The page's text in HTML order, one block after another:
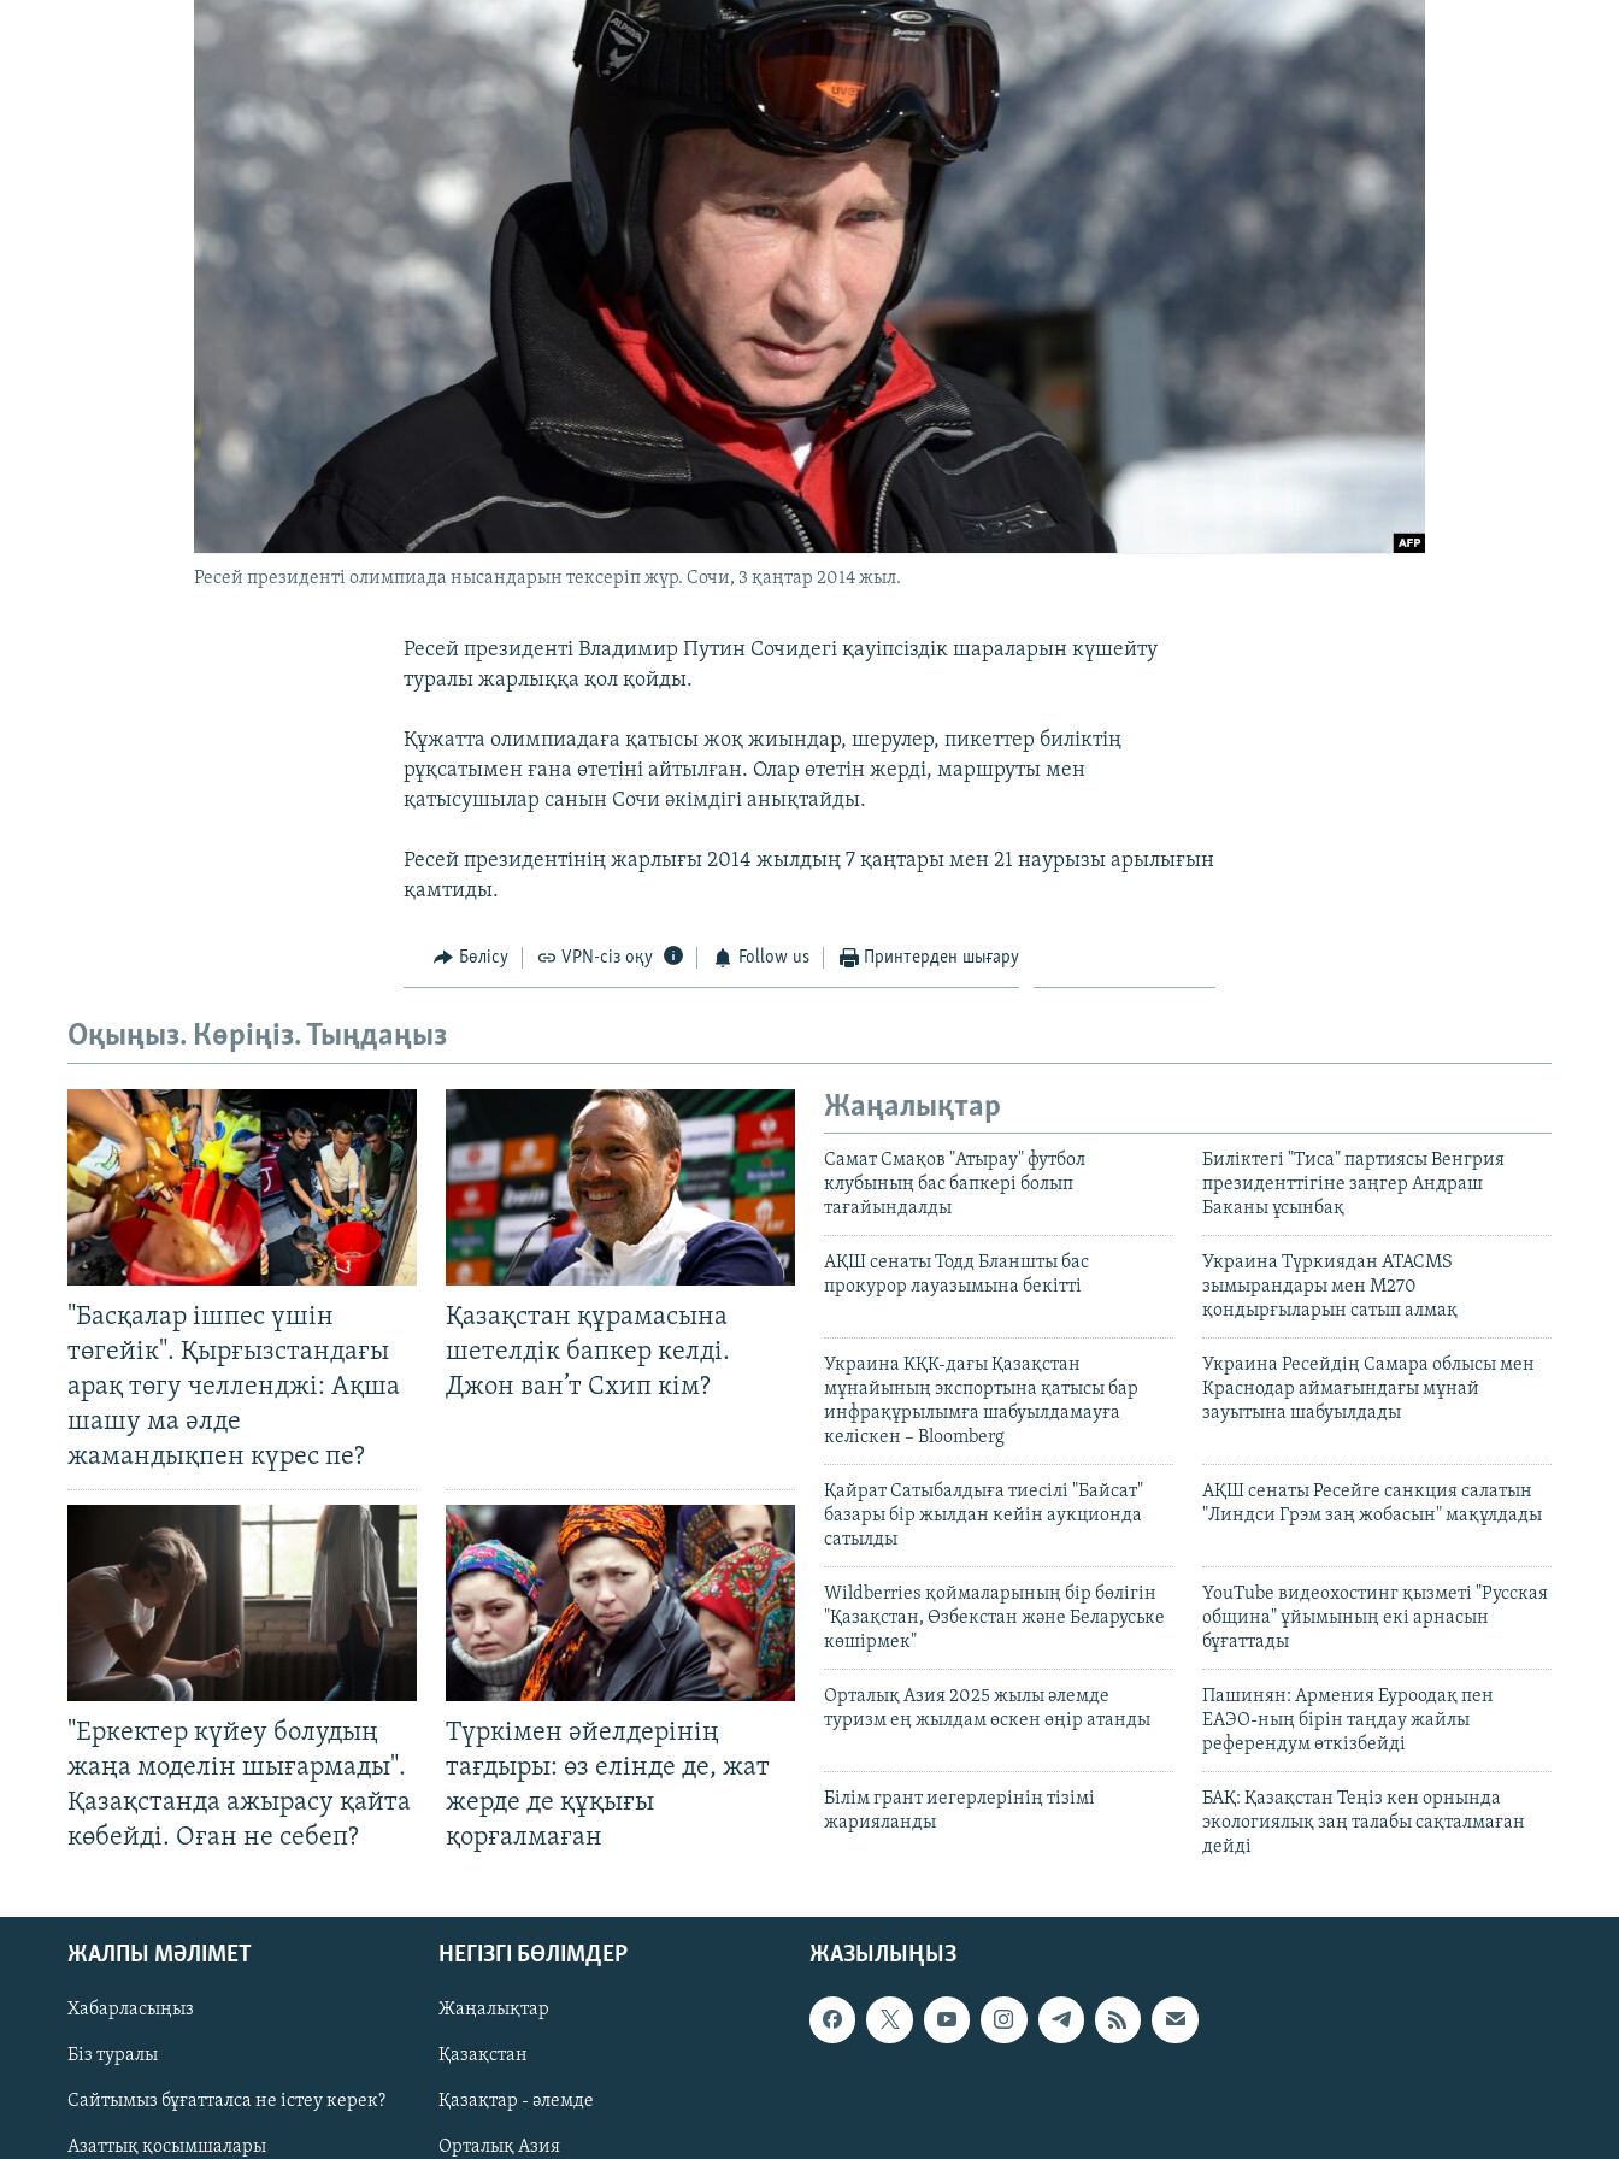
Русский
Ресей президенті олимпиада нысандарын тексеріп жүр. Сочи, 3 қаңтар 2014 жыл.
Ресей президенті Владимир Путин Сочидегі қауіпсіздік шараларын күшейту
туралы жарлыққа қол қойды.
Құжатта олимпиадаға қатысы жоқ жиындар, шерулер, пикеттер биліктің
рұқсатымен ғана өтетіні айтылған. Олар өтетін жерді, маршруты мен
қатысушылар санын Сочи әкімдігі анықтайды.
Ресей президентінің жарлығы 2014 жылдың 7 қаңтары мен 21 наурызы арылығын
қамтиды.
Бөлісу VPN-сіз оқу Follow us Принтерден шығару
Оқыңыз. Көріңіз. Тыңдаңыз
"Басқалар ішпес үшін
төгейік". Қырғызстандағы
арақ төгу челленджі: Ақша
шашу ма әлде
жамандықпен күрес пе?
Қазақстан құрамасына
шетелдік бапкер келді.
Джон ван’т Схип кім?
"Еркектер күйеу болудың
жаңа моделін шығармады".
Қазақстанда ажырасу қайта
көбейді. Оған не себеп?
Түркімен әйелдерінің
тағдыры: өз елінде де, жат
жерде де құқығы
қорғалмаған
Жаңалықтар
Самат Смақов "Атырау" футбол
клубының бас бапкері болып
тағайындалды
Биліктегі "Тиса" партиясы Венгрия
президенттігіне заңгер Андраш
Баканы ұсынбақ
АҚШ сенаты Тодд Бланшты бас
прокурор лауазымына бекітті
Украина Түркиядан ATACMS
зымырандары мен M270
қондырғыларын сатып алмақ
Украина КҚК-дағы Қазақстан
мұнайының экспортына қатысы бар
инфрақұрылымға шабуылдамауға
келіскен – Bloomberg
Украина Ресейдің Самара облысы мен
Краснодар аймағындағы мұнай
зауытына шабуылдады
Қайрат Сатыбалдыға тиесілі "Байсат"
базары бір жылдан кейін аукционда
сатылды
АҚШ сенаты Ресейге санкция салатын
"Линдси Грэм заң жобасын" мақұлдады
Wildberries қоймаларының бір бөлігін
"Қазақстан, Өзбекстан және Беларуське
көшірмек"
YouTube видеохостинг қызметі "Русская
община" ұйымының екі арнасын
бұғаттады
Орталық Азия 2025 жылы әлемде
туризм ең жылдам өскен өңір атанды
Пашинян: Армения Еуроодақ пен
ЕАЭО-ның бірін таңдау жайлы
референдум өткізбейді
Білім грант иегерлерінің тізімі
жарияланды
БАҚ: Қазақстан Теңіз кен орнында
экологиялық заң талабы сақталмаған
дейді
ЖАЗЫЛЫҢЫЗ
ЖАЛПЫ МӘЛІМЕТ
Хабарласыңыз
Біз туралы
Сайтымыз бұғатталса не істеу керек?
Азаттық қосымшалары
НЕГІЗГІ БӨЛІМДЕР
Жаңалықтар
Қазақстан
Қазақтар - әлемде
Орталық Азия